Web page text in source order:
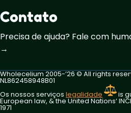
Contato
Precisa de ajuda? Fale com
→
Wholecelium 2005-’26 ©️ All rights
NL862458948B01
Os nossos serviços legalidade is
European law, & the United Nations‘
1971